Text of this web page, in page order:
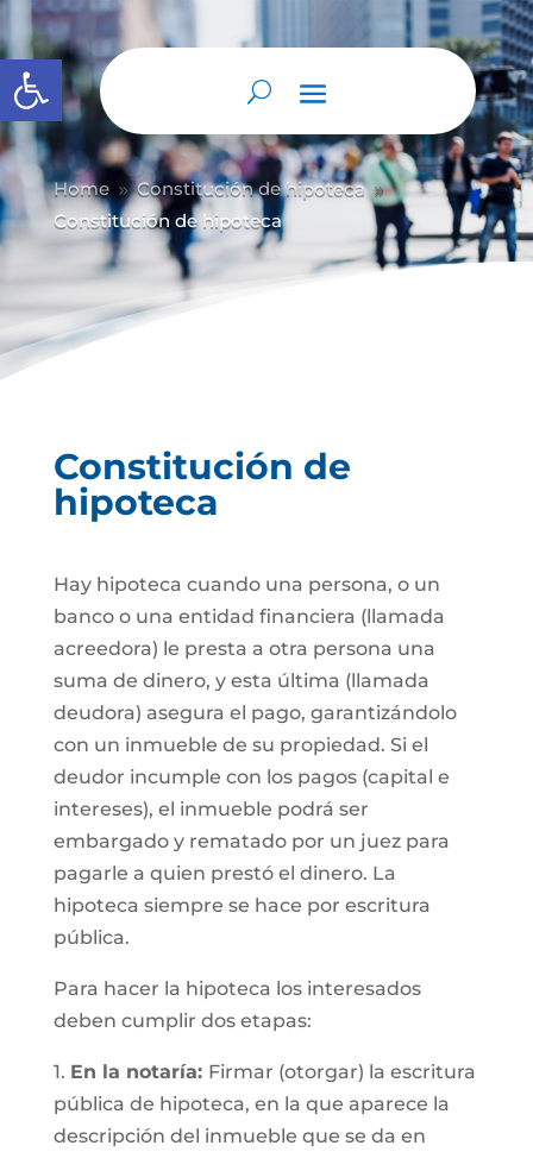
Abrir barra de herramientas
Home 9 Constitución de hipoteca 9
Constitución de hipoteca
Constitución de
hipoteca
Hay hipoteca cuando una persona, o un
banco o una entidad financiera (llamada
acreedora) le presta a otra persona una
suma de dinero, y esta última (llamada
deudora) asegura el pago, garantizándolo
con un inmueble de su propiedad. Si el
deudor incumple con los pagos (capital e
intereses), el inmueble podrá ser
embargado y rematado por un juez para
pagarle a quien prestó el dinero. La
hipoteca siempre se hace por escritura
pública.
Para hacer la hipoteca los interesados
deben cumplir dos etapas:
1. En la notaría: Firmar (otorgar) la escritura
pública de hipoteca, en la que aparece la
descripción del inmueble que se da en